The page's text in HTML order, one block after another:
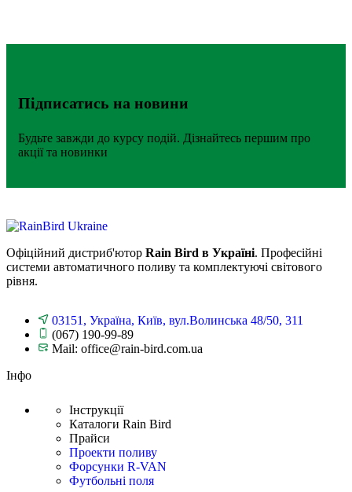
Підписатись на новини
Будьте завжди до курсу подій. Дізнайтесь першим про
акції та новинки
Офіційний дистриб'ютор Rain Bird в Україні. Професійні
системи автоматичного поливу та комплектуючі світового
рівня.
03151, Україна, Київ, вул.Волинська 48/50, 311
(067) 190-99-89
Mail: office@rain-bird.com.ua
Інфо
Інструкції
Каталоги Rain Bird
Прайси
Проекти поливу
Форсунки R-VAN
Футбольні поля